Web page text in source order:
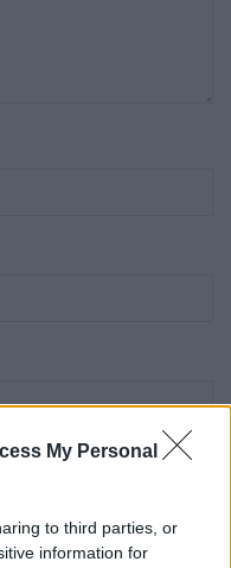
My Personal
to third parties, or
information for
και τον ιστότοπο